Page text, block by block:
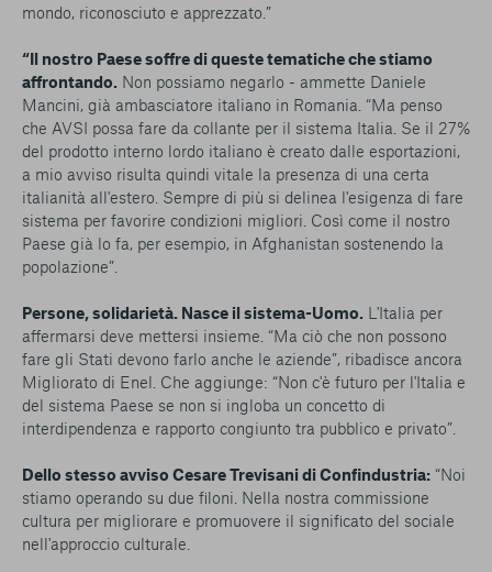
mondo, riconosciuto e apprezzato.”
“Il nostro Paese soffre di queste tematiche che stiamo
affrontando. Non possiamo negarlo - ammette Daniele
Mancini, già ambasciatore italiano in Romania. “Ma penso
che AVSI possa fare da collante per il sistema Italia. Se il 27%
del prodotto interno lordo italiano è creato dalle esportazioni,
a mio avviso risulta quindi vitale la presenza di una certa
italianità all'estero. Sempre di più si delinea l'esigenza di fare
sistema per favorire condizioni migliori. Così come il nostro
Paese già lo fa, per esempio, in Afghanistan sostenendo la
popolazione”.
Persone, solidarietà. Nasce il sistema-Uomo. L'Italia per
affermarsi deve mettersi insieme. “Ma ciò che non possono
fare gli Stati devono farlo anche le aziende”, ribadisce ancora
Migliorato di Enel. Che aggiunge: “Non c'è futuro per l'Italia e
del sistema Paese se non si ingloba un concetto di
interdipendenza e rapporto congiunto tra pubblico e privato”.
Dello stesso avviso Cesare Trevisani di Confindustria: “Noi
stiamo operando su due filoni. Nella nostra commissione
cultura per migliorare e promuovere il significato del sociale
nell'approccio culturale.